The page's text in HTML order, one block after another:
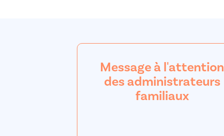
Message à l'attention
des administrateurs
familiaux